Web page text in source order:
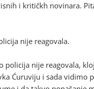
i kritičkh novinara.
nije reagovala.
policija nije reagovala,
Ćuruviju i sada vidimo